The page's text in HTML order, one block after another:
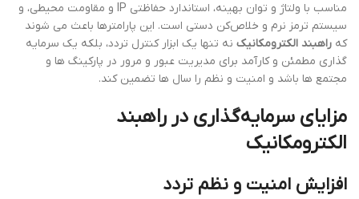
مناسب با ولتاژ و توان بهینه، استاندارد حفاظتی IP و مقاومت محیطی، و
سیستم ترمز نرم و خلاص‌کن دستی است. این پارامترها باعث می شوند
که راهبند الکترومکانیک نه تنها یک ابزار کنترل تردد، بلکه یک سرمایه
گذاری مطمئن و کارآمد برای مدیریت عبور و مرور در پارکینگ ها و
مجتمع ها باشد و امنیت و نظم را سال ها تضمین کند.
مزایای سرمایه‌گذاری در راهبند
الکترومکانیک
افزایش امنیت و نظم تردد